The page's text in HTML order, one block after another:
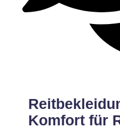
Komfort für